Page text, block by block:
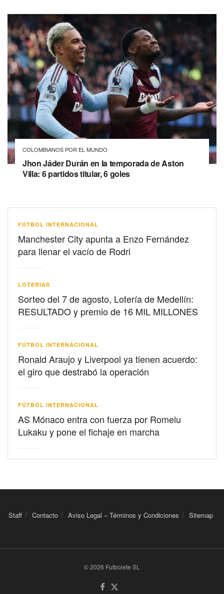
COLOMBIANOS POR EL MUNDO
Jhon Jáder Durán en la temporada de Aston
Villa: 6 partidos titular, 6 goles
FÚTBOL INTERNACIONAL
Manchester City apunta a Enzo Fernández
para llenar el vacío de Rodri
LOTERIAS
Sorteo del 7 de agosto, Lotería de Medellín:
RESULTADO y premio de 16 MIL MILLONES
FÚTBOL INTERNACIONAL
Ronald Araujo y Liverpool ya tienen acuerdo:
el giro que destrabó la operación
FÚTBOL INTERNACIONAL
AS Mónaco entra con fuerza por Romelu
Lukaku y pone el fichaje en marcha
Staff Contacto Aviso Legal – Términos y Condiciones Sitemap
© 2026 Futbolete SL